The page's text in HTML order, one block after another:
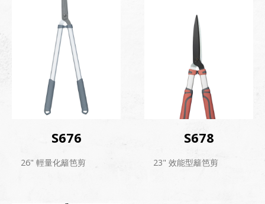
S676
26" 輕量化籬笆剪
S678
23" 效能型籬笆剪